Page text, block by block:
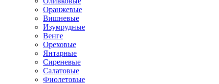
Оранжевые
Вишневые
Изумрудные
Венге
Ореховые
Янтарные
Сиреневые
Салатовые
Фиолетовые